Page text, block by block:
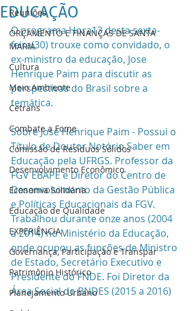
Reuniões
ORÇAMENTO E FINANÇAS DE SANTA
MARIA
Cultura
Meio Ambiente
Cetrans
Combate a Fome
Comissão de Resíduos Sólidos
Desenvolvimento Econômico
Economia Solidária
Educação de Qualidade
EXPERIÊNCIA
Governança, Participação e Transpar
Patrimônio Histórico
Planejamento Urbano
EDUCAÇÃO
O programa Hora13 desta sexta-
feira(30) trouxe como convidado, o
ex-ministro da educação, Jose
Henrique Paim para discutir as
perspectivas do Brasil sobre a
temática.
Sobre José Henrique Paim - Possui o
Título de Doutor Notório Saber em
Educação pela UFRGS. Professor da
FGV EBAPE e Diretor do Centro de
Desenvolvimento da Gestão Pública
e Políticas Educacionais da FGV.
Trabalhou durante onze anos (2004
a 2014) no Ministério da Educação,
onde ocupou as funções de Ministro
de Estado, Secretário Executivo e
Presidente do FNDE. Foi Diretor da
Área Social do BNDES (2015 a 2016)